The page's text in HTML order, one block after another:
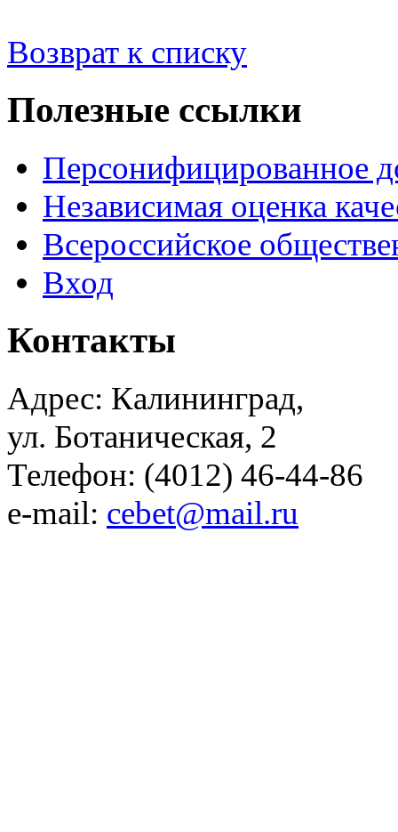
Возврат к списку
Полезные ссылки
Персонифицированное
Независимая оценка
Всероссийское
Вход
Контакты
Адрес: Калининград,
ул. Ботаническая, 2
Телефон: (4012) 46-44-86
e-mail: cebet@mail.ru